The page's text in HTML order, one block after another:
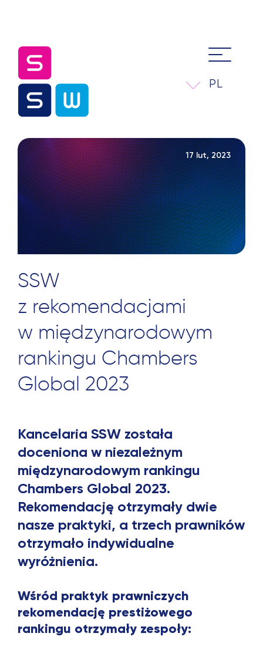
PL
17 lut, 2023
SSW
z rekomendacjami
w międzynarodowym
rankingu Chambers
Global 2023
Kancelaria SSW została
doceniona w niezależnym
międzynarodowym rankingu
Chambers Global 2023.
Rekomendację otrzymały dwie
nasze praktyki, a trzech prawników
otrzymało indywidualne
wyróżnienia.
Wśród praktyk prawniczych
rekomendację prestiżowego
rankingu otrzymały zespoły: